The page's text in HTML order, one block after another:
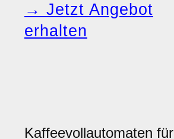
→ Jetzt Angebot
erhalten
Kaffeevollautomaten für